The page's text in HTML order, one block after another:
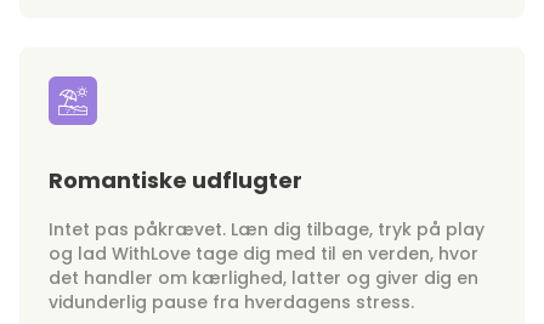
Romantiske udflugter
Intet pas påkrævet. Læn dig tilbage, tryk på play
og lad WithLove tage dig med til en verden, hvor
det handler om kærlighed, latter og giver dig en
vidunderlig pause fra hverdagens stress.